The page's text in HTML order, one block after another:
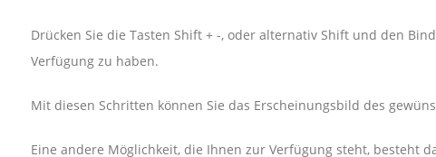
Drücken Sie die Tasten Shift + -, oder alternativ Shift und den
Verfügung zu haben.
Mit diesen Schritten können Sie das Erscheinungsbild des
Eine andere Möglichkeit, die Ihnen zur Verfügung steht, besteht